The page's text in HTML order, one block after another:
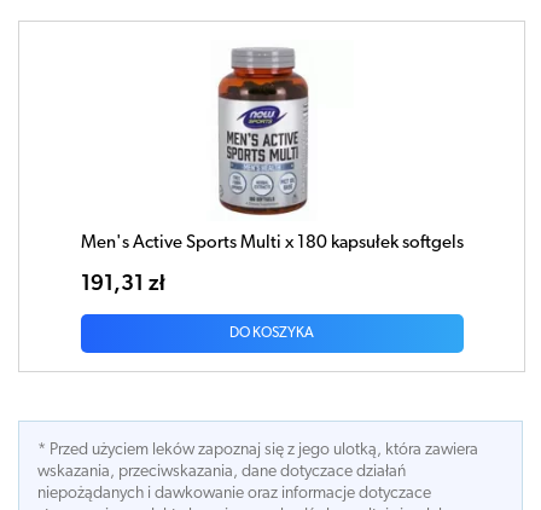
Men's Active Sports Multi x 180 kapsułek softgels
191,31 zł
DO KOSZYKA
* Przed użyciem leków zapoznaj się z jego ulotką, która zawiera
wskazania, przeciwskazania, dane dotyczace działań
niepożądanych i dawkowanie oraz informacje dotyczace